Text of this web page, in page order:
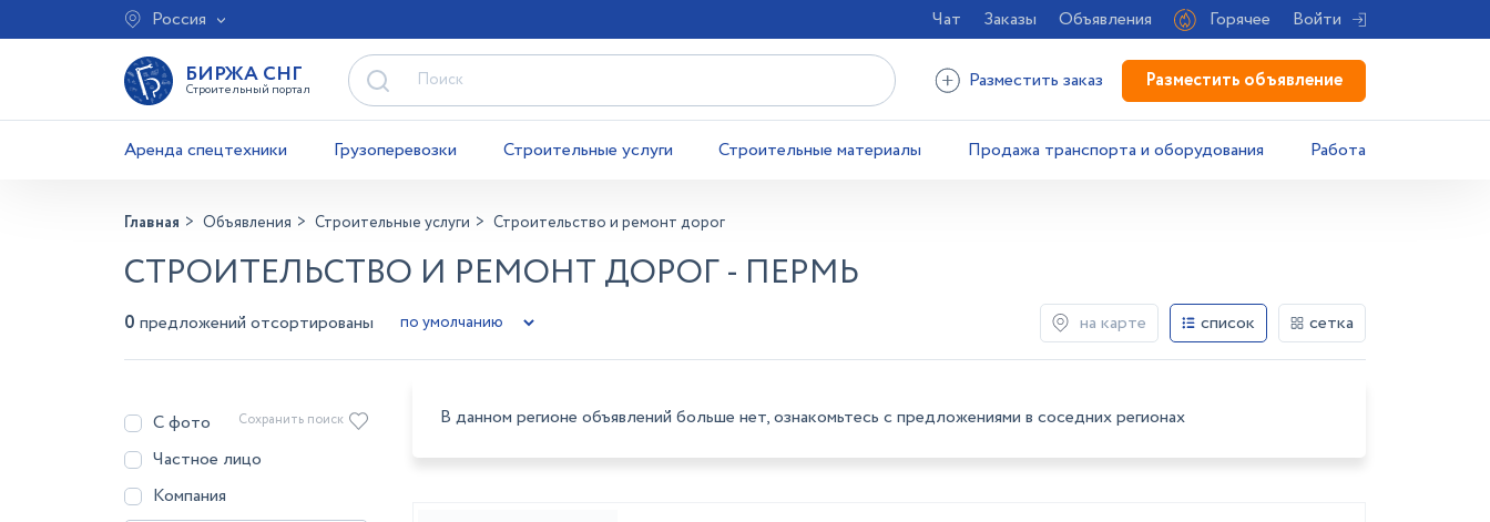
Россия Чат Заказы Объявления Горячее Войти
БИРЖА СНГ
Строительный портал Разместить заказ Разместить объявление
Аренда спецтехники Грузоперевозки Строительные услуги Строительные материалы Продажа транспорта и оборудования Работа
Главная Объявления Строительные услуги Строительство и ремонт дорог
СТРОИТЕЛЬСТВО И РЕМОНТ ДОРОГ - ПЕРМЬ
0 предложений отсортированы на карте список сетка
С фото
Частное лицо
Компания
Сохранить поиск В данном регионе объявлений больше нет, ознакомьтесь с предложениями в соседних регионах